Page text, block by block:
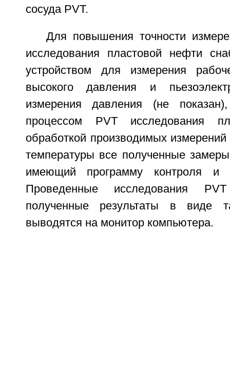
сосуда PVT.
Для повышения точности
исследования пластовой нефти
устройством для измерения
высокого давления и
измерения давления (не
процессом PVT исследования
обработкой производимых
температуры все полученные
имеющий программу контроля и
Проведенные исследования
полученные результаты в виде
выводятся на монитор компьютера.